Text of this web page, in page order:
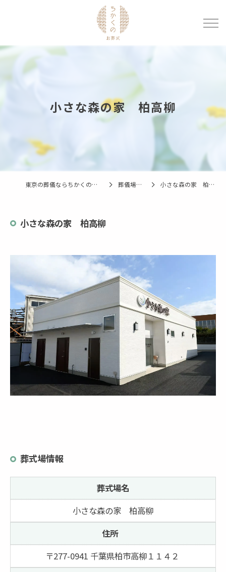
小さな森の家 柏高柳
東京の葬儀ならちかくのお葬式 葬儀場一覧 小さな森の家 柏高柳
小さな森の家 柏高柳
葬式場情報
葬式場名
小さな森の家 柏高柳
住所
〒277-0941 千葉県柏市高柳１１４２